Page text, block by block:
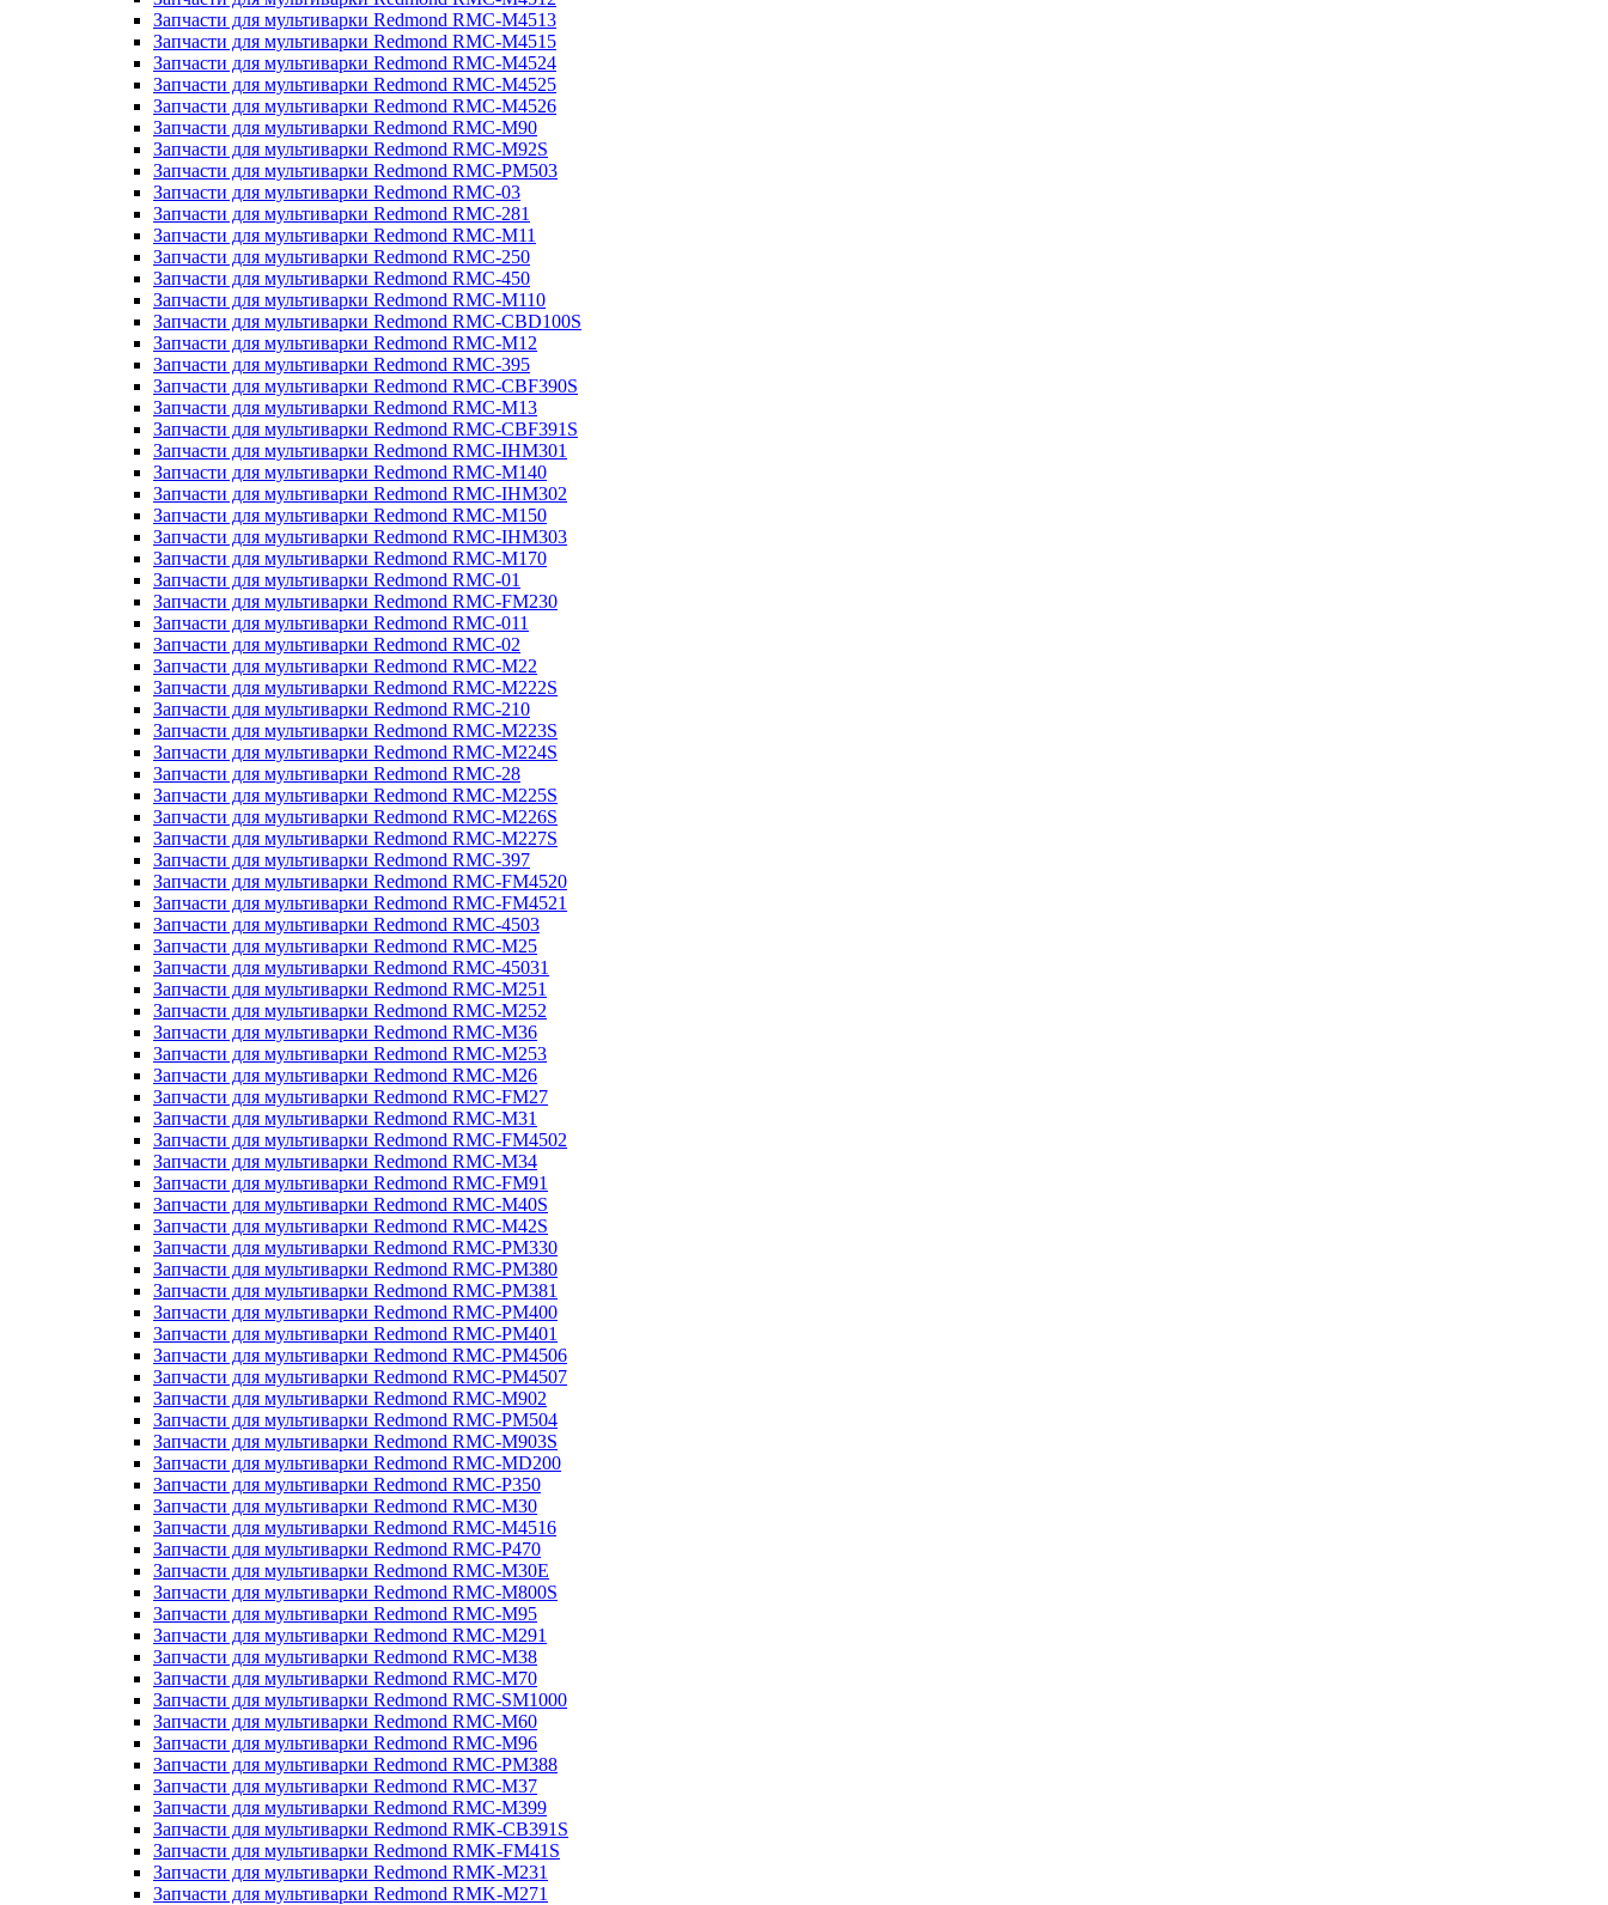
Запчасти для мультиварки Redmond RMC-M4513
Запчасти для мультиварки Redmond RMC-M4515
Запчасти для мультиварки Redmond RMC-M4524
Запчасти для мультиварки Redmond RMC-M4525
Запчасти для мультиварки Redmond RMC-M4526
Запчасти для мультиварки Redmond RMC-M90
Запчасти для мультиварки Redmond RMC-M92S
Запчасти для мультиварки Redmond RMC-PM503
Запчасти для мультиварки Redmond RMC-03
Запчасти для мультиварки Redmond RMC-281
Запчасти для мультиварки Redmond RMC-M11
Запчасти для мультиварки Redmond RMC-250
Запчасти для мультиварки Redmond RMC-450
Запчасти для мультиварки Redmond RMC-M110
Запчасти для мультиварки Redmond RMC-CBD100S
Запчасти для мультиварки Redmond RMC-M12
Запчасти для мультиварки Redmond RMC-395
Запчасти для мультиварки Redmond RMC-CBF390S
Запчасти для мультиварки Redmond RMC-M13
Запчасти для мультиварки Redmond RMC-CBF391S
Запчасти для мультиварки Redmond RMC-IHM301
Запчасти для мультиварки Redmond RMC-M140
Запчасти для мультиварки Redmond RMC-IHM302
Запчасти для мультиварки Redmond RMC-M150
Запчасти для мультиварки Redmond RMC-IHM303
Запчасти для мультиварки Redmond RMC-M170
Запчасти для мультиварки Redmond RMC-01
Запчасти для мультиварки Redmond RMC-FM230
Запчасти для мультиварки Redmond RMC-011
Запчасти для мультиварки Redmond RMC-02
Запчасти для мультиварки Redmond RMC-M22
Запчасти для мультиварки Redmond RMC-M222S
Запчасти для мультиварки Redmond RMC-210
Запчасти для мультиварки Redmond RMC-M223S
Запчасти для мультиварки Redmond RMC-M224S
Запчасти для мультиварки Redmond RMC-28
Запчасти для мультиварки Redmond RMC-M225S
Запчасти для мультиварки Redmond RMC-M226S
Запчасти для мультиварки Redmond RMC-M227S
Запчасти для мультиварки Redmond RMC-397
Запчасти для мультиварки Redmond RMC-FM4520
Запчасти для мультиварки Redmond RMC-FM4521
Запчасти для мультиварки Redmond RMC-4503
Запчасти для мультиварки Redmond RMC-M25
Запчасти для мультиварки Redmond RMC-45031
Запчасти для мультиварки Redmond RMC-M251
Запчасти для мультиварки Redmond RMC-M252
Запчасти для мультиварки Redmond RMC-M36
Запчасти для мультиварки Redmond RMC-M253
Запчасти для мультиварки Redmond RMC-M26
Запчасти для мультиварки Redmond RMC-FM27
Запчасти для мультиварки Redmond RMC-M31
Запчасти для мультиварки Redmond RMC-FM4502
Запчасти для мультиварки Redmond RMC-M34
Запчасти для мультиварки Redmond RMC-FM91
Запчасти для мультиварки Redmond RMC-M40S
Запчасти для мультиварки Redmond RMC-M42S
Запчасти для мультиварки Redmond RMC-PM330
Запчасти для мультиварки Redmond RMC-PM380
Запчасти для мультиварки Redmond RMC-PM381
Запчасти для мультиварки Redmond RMC-PM400
Запчасти для мультиварки Redmond RMC-PM401
Запчасти для мультиварки Redmond RMC-PM4506
Запчасти для мультиварки Redmond RMC-PM4507
Запчасти для мультиварки Redmond RMC-M902
Запчасти для мультиварки Redmond RMC-PM504
Запчасти для мультиварки Redmond RMC-M903S
Запчасти для мультиварки Redmond RMC-MD200
Запчасти для мультиварки Redmond RMC-P350
Запчасти для мультиварки Redmond RMC-M30
Запчасти для мультиварки Redmond RMC-M4516
Запчасти для мультиварки Redmond RMC-P470
Запчасти для мультиварки Redmond RMC-M30E
Запчасти для мультиварки Redmond RMC-M800S
Запчасти для мультиварки Redmond RMC-M95
Запчасти для мультиварки Redmond RMC-M291
Запчасти для мультиварки Redmond RMC-M38
Запчасти для мультиварки Redmond RMC-M70
Запчасти для мультиварки Redmond RMC-SM1000
Запчасти для мультиварки Redmond RMC-M60
Запчасти для мультиварки Redmond RMC-M96
Запчасти для мультиварки Redmond RMC-PM388
Запчасти для мультиварки Redmond RMC-M37
Запчасти для мультиварки Redmond RMC-M399
Запчасти для мультиварки Redmond RMK-CB391S
Запчасти для мультиварки Redmond RMK-FM41S
Запчасти для мультиварки Redmond RMK-M231
Запчасти для мультиварки Redmond RMK-M271